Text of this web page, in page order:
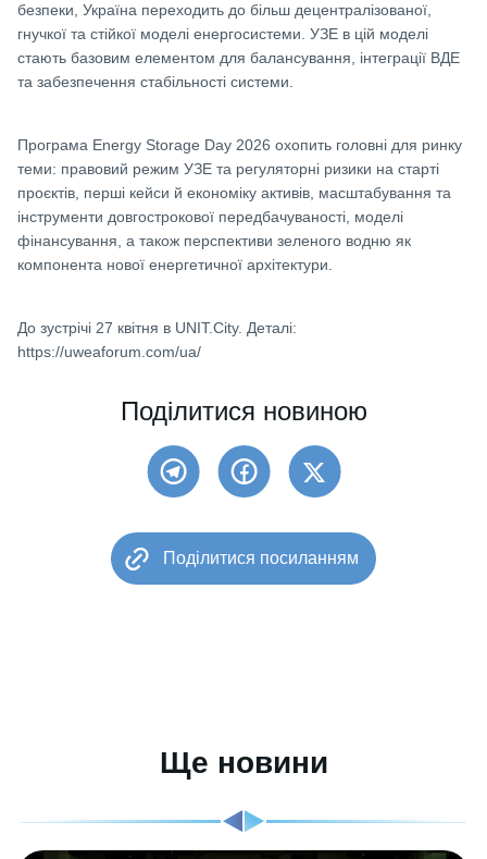
безпеки, Україна переходить до більш децентралізованої,
гнучкої та стійкої моделі енергосистеми. УЗЕ в цій моделі
стають базовим елементом для балансування, інтеграції ВДЕ
та забезпечення стабільності системи.
Програма Energy Storage Day 2026 охопить головні для ринку
теми: правовий режим УЗЕ та регуляторні ризики на старті
проєктів, перші кейси й економіку активів, масштабування та
інструменти довгострокової передбачуваності, моделі
фінансування, а також перспективи зеленого водню як
компонента нової енергетичної архітектури.
До зустрічі 27 квітня в UNIT.City. Деталі:
https://uweaforum.com/ua/
Поділитися новиною
Поділитися посиланням
Ще новини